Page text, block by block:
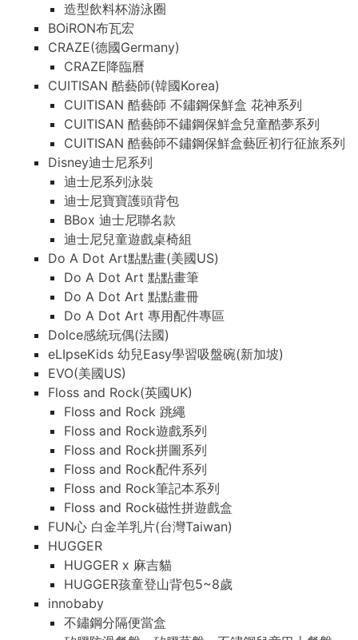
造型飲料杯游泳圈
BOiRON布瓦宏
CRAZE(德國Germany)
CRAZE降臨曆
CUITISAN 酷藝師(韓國Korea)
CUITISAN 酷藝師 不鏽鋼保鮮盒 花神系列
CUITISAN 酷藝師不鏽鋼保鮮盒兒童酷夢系列
CUITISAN 酷藝師不鏽鋼保鮮盒藝匠初行征旅系列
Disney迪士尼系列
迪士尼系列泳裝
迪士尼寶寶護頭背包
BBox 迪士尼聯名款
迪士尼兒童遊戲桌椅組
Do A Dot Art點點畫(美國US)
Do A Dot Art 點點畫筆
Do A Dot Art 點點畫冊
Do A Dot Art 專用配件專區
Dolce感統玩偶(法國)
eLIpseKids 幼兒Easy學習吸盤碗(新加坡)
EVO(美國US)
Floss and Rock(英國UK)
Floss and Rock 跳繩
Floss and Rock遊戲系列
Floss and Rock拼圖系列
Floss and Rock配件系列
Floss and Rock筆記本系列
Floss and Rock磁性拼遊戲盒
FUN心 白金羊乳片(台灣Taiwan)
HUGGER
HUGGER x 麻吉貓
HUGGER孩童登山背包5~8歲
innobaby
不鏽鋼分隔便當盒